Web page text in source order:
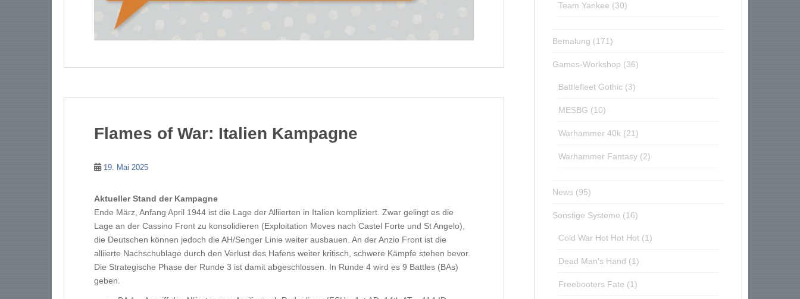
Flames of War: Italien Kampagne
19. Mai 2025
Aktueller Stand der Kampagne
Ende März, Anfang April 1944 ist die Lage der Alliierten in Italien kompliziert. Zwar gelingt es die
Lage an der Cassino Front zu konsolidieren (Exploitation Moves nach Castel Forte und St Angelo),
die Deutschen können jedoch die AH/Senger Linie weiter ausbauen. An der Anzio Front ist die
alliierte Nachschublage durch den Verlust des Hafens weiter kritisch, schwere Kämpfe stehen bevor.
Die Strategische Phase der Runde 3 ist damit abgeschlossen. In Runde 4 wird es 9 Battles (BAs)
geben.
Team Yankee (30)
Bemalung (171)
Games-Workshop (36)
Battlefleet Gothic (3)
MESBG (10)
Warhammer 40k (21)
Warhammer Fantasy (2)
News (95)
Sonstige Systeme (16)
Cold War Hot Hot Hot (1)
Dead Man's Hand (1)
Freebooters Fate (1)